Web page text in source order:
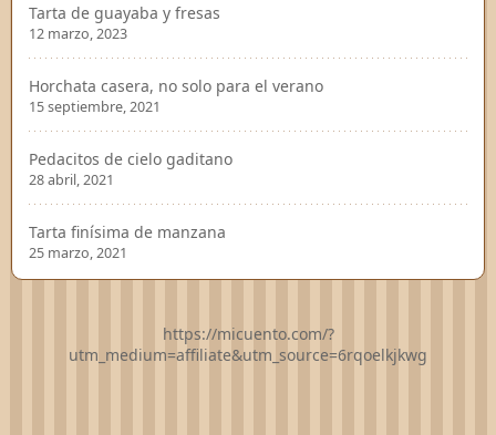
Tarta de guayaba y fresas
12 marzo, 2023
Horchata casera, no solo para el verano
15 septiembre, 2021
Pedacitos de cielo gaditano
28 abril, 2021
Tarta finísima de manzana
25 marzo, 2021
https://micuento.com/?
utm_medium=affiliate&utm_source=6rqoelkjkwg